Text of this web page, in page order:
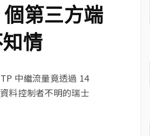
第三方端
情
中繼流量竟透過 14
料控制者不明的瑞士